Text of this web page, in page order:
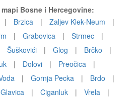
Bosne i Hercegovine:
| Brzica | Zaljev Klek-Neum
|
| Grabovica | Strmec
|
Šuškovići | Glog | Brčko
|
| Dolovi | Preočica
|
| Gornja Pecka | Brdo
|
Glavica | Ciganluk | Vrela
|